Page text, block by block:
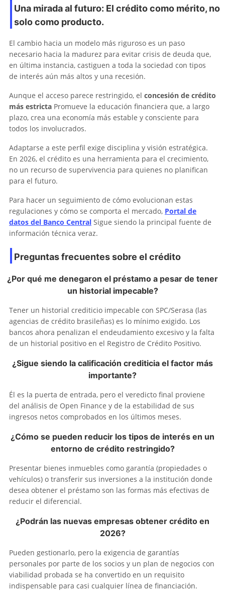
Una mirada al futuro: El crédito como mérito, no
solo como producto.
El cambio hacia un modelo más riguroso es un paso
necesario hacia la madurez para evitar crisis de deuda que,
en última instancia, castiguen a toda la sociedad con tipos
de interés aún más altos y una recesión.
Aunque el acceso parece restringido, el concesión de crédito
más estricta Promueve la educación financiera que, a largo
plazo, crea una economía más estable y consciente para
todos los involucrados.
Adaptarse a este perfil exige disciplina y visión estratégica.
En 2026, el crédito es una herramienta para el crecimiento,
no un recurso de supervivencia para quienes no planifican
para el futuro.
Para hacer un seguimiento de cómo evolucionan estas
regulaciones y cómo se comporta el mercado, Portal de
datos del Banco Central Sigue siendo la principal fuente de
información técnica veraz.
Preguntas frecuentes sobre el crédito
¿Por qué me denegaron el préstamo a pesar de tener
un historial impecable?
Tener un historial crediticio impecable con SPC/Serasa (las
agencias de crédito brasileñas) es lo mínimo exigido. Los
bancos ahora penalizan el endeudamiento excesivo y la falta
de un historial positivo en el Registro de Crédito Positivo.
¿Sigue siendo la calificación crediticia el factor más
importante?
Él es la puerta de entrada, pero el veredicto final proviene
del análisis de Open Finance y de la estabilidad de sus
ingresos netos comprobados en los últimos meses.
¿Cómo se pueden reducir los tipos de interés en un
entorno de crédito restringido?
Presentar bienes inmuebles como garantía (propiedades o
vehículos) o transferir sus inversiones a la institución donde
desea obtener el préstamo son las formas más efectivas de
reducir el diferencial.
¿Podrán las nuevas empresas obtener crédito en
2026?
Pueden gestionarlo, pero la exigencia de garantías
personales por parte de los socios y un plan de negocios con
viabilidad probada se ha convertido en un requisito
indispensable para casi cualquier línea de financiación.